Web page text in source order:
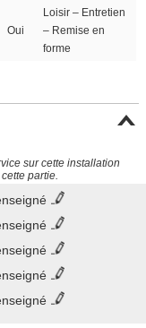
Oui
Loisir – Entretien
– Remise en
forme
sur cette installation
partie.